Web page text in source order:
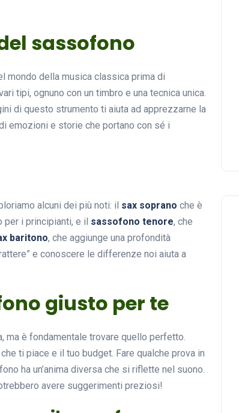
sassofono
mondo della musica classica prima di
tipi, ognuno con un timbro e una tecnica unica.
di questo strumento ti aiuta ad apprezzarne la
emozioni e storie che portano con sé i
alcuni dei più noti: il sax soprano che è
per i principianti, e il sassofono tenore, che
baritono, che aggiunge una profondità
e conoscere le differenze noi aiuta a
giusto per te
ma è fondamentale trovare quello perfetto.
ti piace e il tuo budget. Fare qualche prova in
ha un’anima diversa che si riflette nel suono.
avere suggerimenti preziosi!
approccio innovativo per la
cura dei disturbi del sonno
18 Febbraio 2025